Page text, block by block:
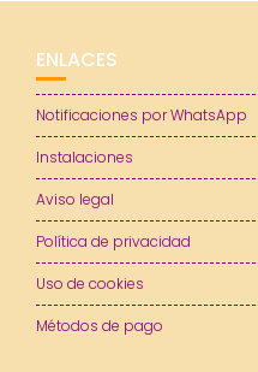
ENLACES
Notificaciones por WhatsApp
Instalaciones
Aviso legal
Política de privacidad
Uso de cookies
Métodos de pago